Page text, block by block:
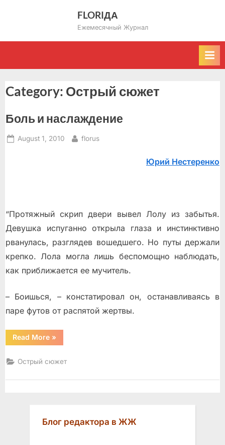
FLORIДА
Ежемесячный Журнал
Category: Острый сюжет
Боль и наслаждение
Posted
August 1, 2010 By
florus
Юрий Нестеренко
“Протяжный скрип двери вывел Лолу из забытья.
Девушка испуганно открыла глаза и инстинктивно
рванулась, разглядев вошедшего. Но путы держали
крепко. Лола могла лишь беспомощно наблюдать,
как приближается ее мучитель.
– Боишься, – констатировал он, останавливаясь в
паре футов от распятой жертвы.
Read More“Боль
и
»
Острый сюжет
Блог редактора в ЖЖ